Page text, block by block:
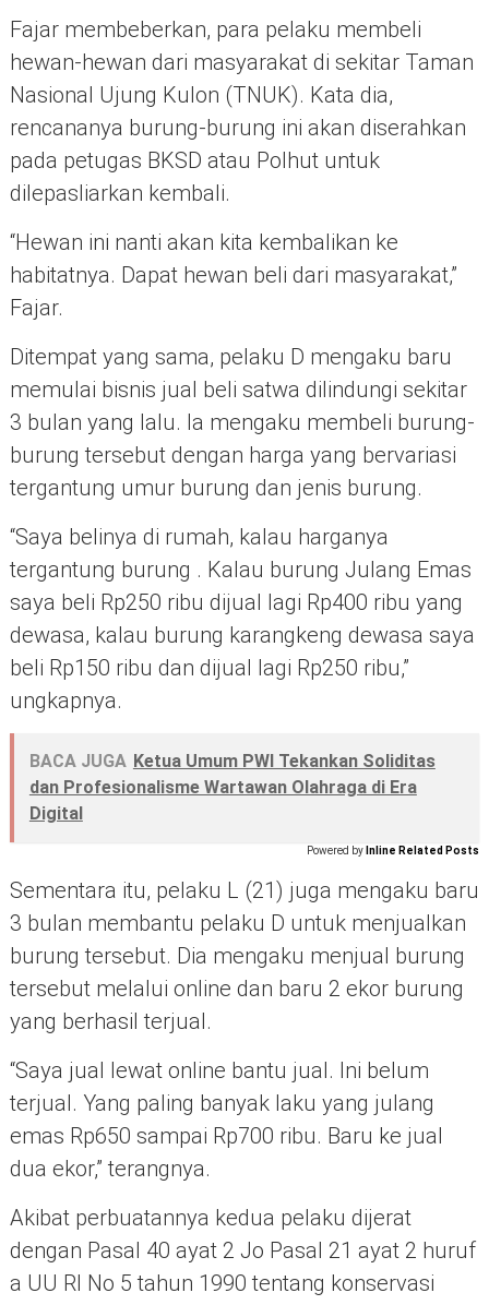
Fajar membeberkan, para pelaku membeli
hewan-hewan dari masyarakat di sekitar Taman
Nasional Ujung Kulon (TNUK). Kata dia,
rencananya burung-burung ini akan diserahkan
pada petugas BKSD atau Polhut untuk
dilepasliarkan kembali.
“Hewan ini nanti akan kita kembalikan ke
habitatnya. Dapat hewan beli dari masyarakat,”
Fajar.
Ditempat yang sama, pelaku D mengaku baru
memulai bisnis jual beli satwa dilindungi sekitar
3 bulan yang lalu. Ia mengaku membeli burung-
burung tersebut dengan harga yang bervariasi
tergantung umur burung dan jenis burung.
“Saya belinya di rumah, kalau harganya
tergantung burung . Kalau burung Julang Emas
saya beli Rp250 ribu dijual lagi Rp400 ribu yang
dewasa, kalau burung karangkeng dewasa saya
beli Rp150 ribu dan dijual lagi Rp250 ribu,”
ungkapnya.
BACA JUGA Ketua Umum PWI Tekankan Soliditas
dan Profesionalisme Wartawan Olahraga di Era
Digital
Powered by Inline Related Posts
Sementara itu, pelaku L (21) juga mengaku baru
3 bulan membantu pelaku D untuk menjualkan
burung tersebut. Dia mengaku menjual burung
tersebut melalui online dan baru 2 ekor burung
yang berhasil terjual.
“Saya jual lewat online bantu jual. Ini belum
terjual. Yang paling banyak laku yang julang
emas Rp650 sampai Rp700 ribu. Baru ke jual
dua ekor,” terangnya.
Akibat perbuatannya kedua pelaku dijerat
dengan Pasal 40 ayat 2 Jo Pasal 21 ayat 2 huruf
a UU RI No 5 tahun 1990 tentang konservasi